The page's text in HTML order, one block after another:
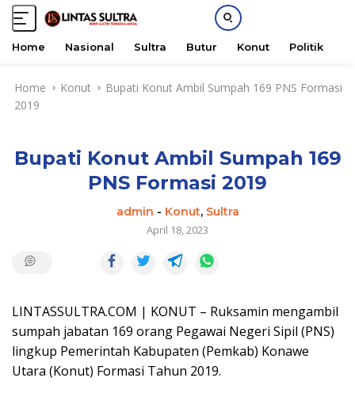
Home Nasional Sultra Butur Konut Politik
Home Konut
Bupati Konut Ambil Sumpah 169 PNS Formasi
2019
Bupati Konut Ambil Sumpah 169
PNS Formasi 2019
admin - Konut, Sultra
April 18, 2023
LINTASSULTRA.COM | KONUT – Ruksamin mengambil
sumpah jabatan 169 orang Pegawai Negeri Sipil (PNS)
lingkup Pemerintah Kabupaten (Pemkab) Konawe
Utara (Konut) Formasi Tahun 2019.